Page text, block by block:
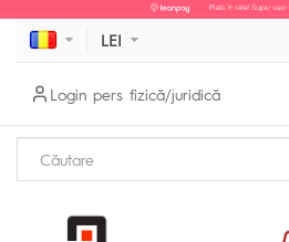
LEI
Login pers fizică/juridică